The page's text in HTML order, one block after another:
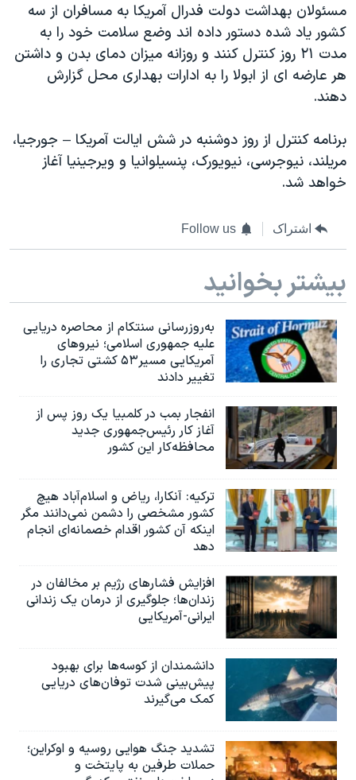
مسئولان بهداشت دولت فدرال آمریکا به مسافران از سه
کشور یاد شده دستور داده اند وضع سلامت خود را به
مدت ۲۱ روز کنترل کنند و روزانه میزان دمای بدن و داشتن
هر عارضه ای از ابولا را به ادارات بهداری محل گزارش
دهند.
برنامه کنترل از روز دوشنبه در شش ایالت آمریکا – جورجیا،
مریلند، نیوجرسی، نیویورک، پنسیلوانیا و ویرجینیا آغاز
خواهد شد.
اشتراک Follow us
بیشتر بخوانید
به‌روزرسانی سنتکام از محاصره دریایی
علیه جمهوری اسلامی؛ نیروهای
آمریکایی مسیر۵۳ کشتی تجاری را
تغییر دادند
انفجار بمب‌‌ در کلمبیا یک روز پس از
آغاز کار رئیس‌جمهوری جدید
محافظه‌کار این کشور
ترکیه: آنکارا، ریاض و اسلام‌آباد هیچ
کشور مشخصی را دشمن نمی‌دانند مگر
اینکه آن کشور اقدام خصمانه‌ای انجام
دهد
افزایش فشارهای رژیم بر مخالفان در
زندان‌ها؛ جلوگیری از درمان یک زندانی
ایرانی-آمریکایی
دانشمندان از کوسه‌ها برای بهبود
پیش‌بینی شدت توفان‌های دریایی
کمک می‌گیرند
تشدید جنگ هوایی روسیه و اوکراین؛
حملات طرفین به پایتخت‌ و